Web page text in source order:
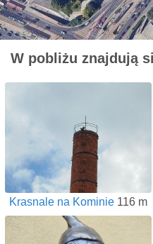
W pobliżu znajdują
Krasnale na Kominie 116 m